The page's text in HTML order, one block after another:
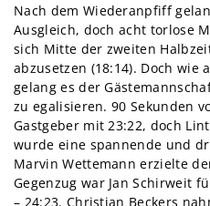
Nach dem Wiederanpfiff
Ausgleich, doch acht torlose
sich Mitte der zweiten
abzusetzen (18:14). Doch
gelang es der
zu egalisieren. 90 Sekunden
Gastgeber mit 23:22, doch
wurde eine spannende und
Marvin Wettemann erzielte
Gegenzug war Jan Schirweit
– 24:23. Christian Beckers